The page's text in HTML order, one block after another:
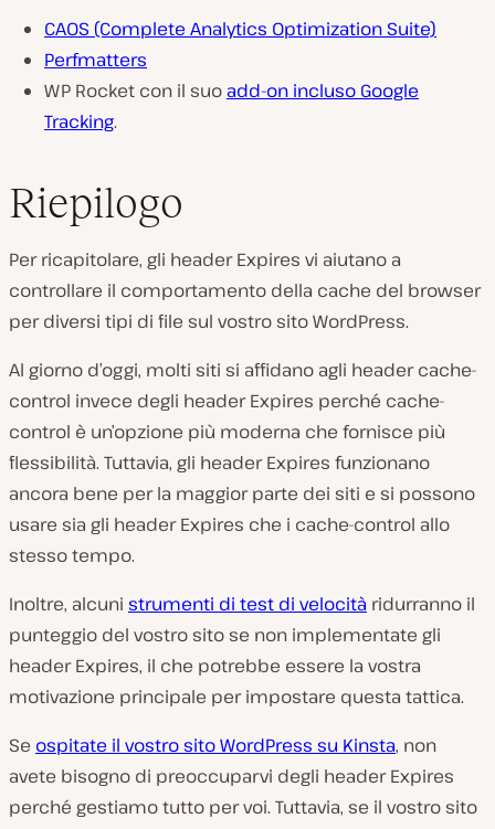
CAOS (Complete Analytics Optimization Suite)
Perfmatters
WP Rocket con il suo add-on incluso Google
Tracking.
Riepilogo
Per ricapitolare, gli header Expires vi aiutano a
controllare il comportamento della cache del browser
per diversi tipi di file sul vostro sito WordPress.
Al giorno d’oggi, molti siti si affidano agli header cache-
control invece degli header Expires perché cache-
control è un’opzione più moderna che fornisce più
flessibilità. Tuttavia, gli header Expires funzionano
ancora bene per la maggior parte dei siti e si possono
usare sia gli header Expires che i cache-control allo
stesso tempo.
Inoltre, alcuni strumenti di test di velocità ridurranno il
punteggio del vostro sito se non implementate gli
header Expires, il che potrebbe essere la vostra
motivazione principale per impostare questa tattica.
Se ospitate il vostro sito WordPress su Kinsta, non
avete bisogno di preoccuparvi degli header Expires
perché gestiamo tutto per voi. Tuttavia, se il vostro sito